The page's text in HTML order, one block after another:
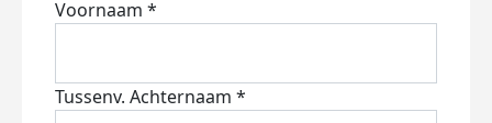
Voornaam *
Tussenv. Achternaam *